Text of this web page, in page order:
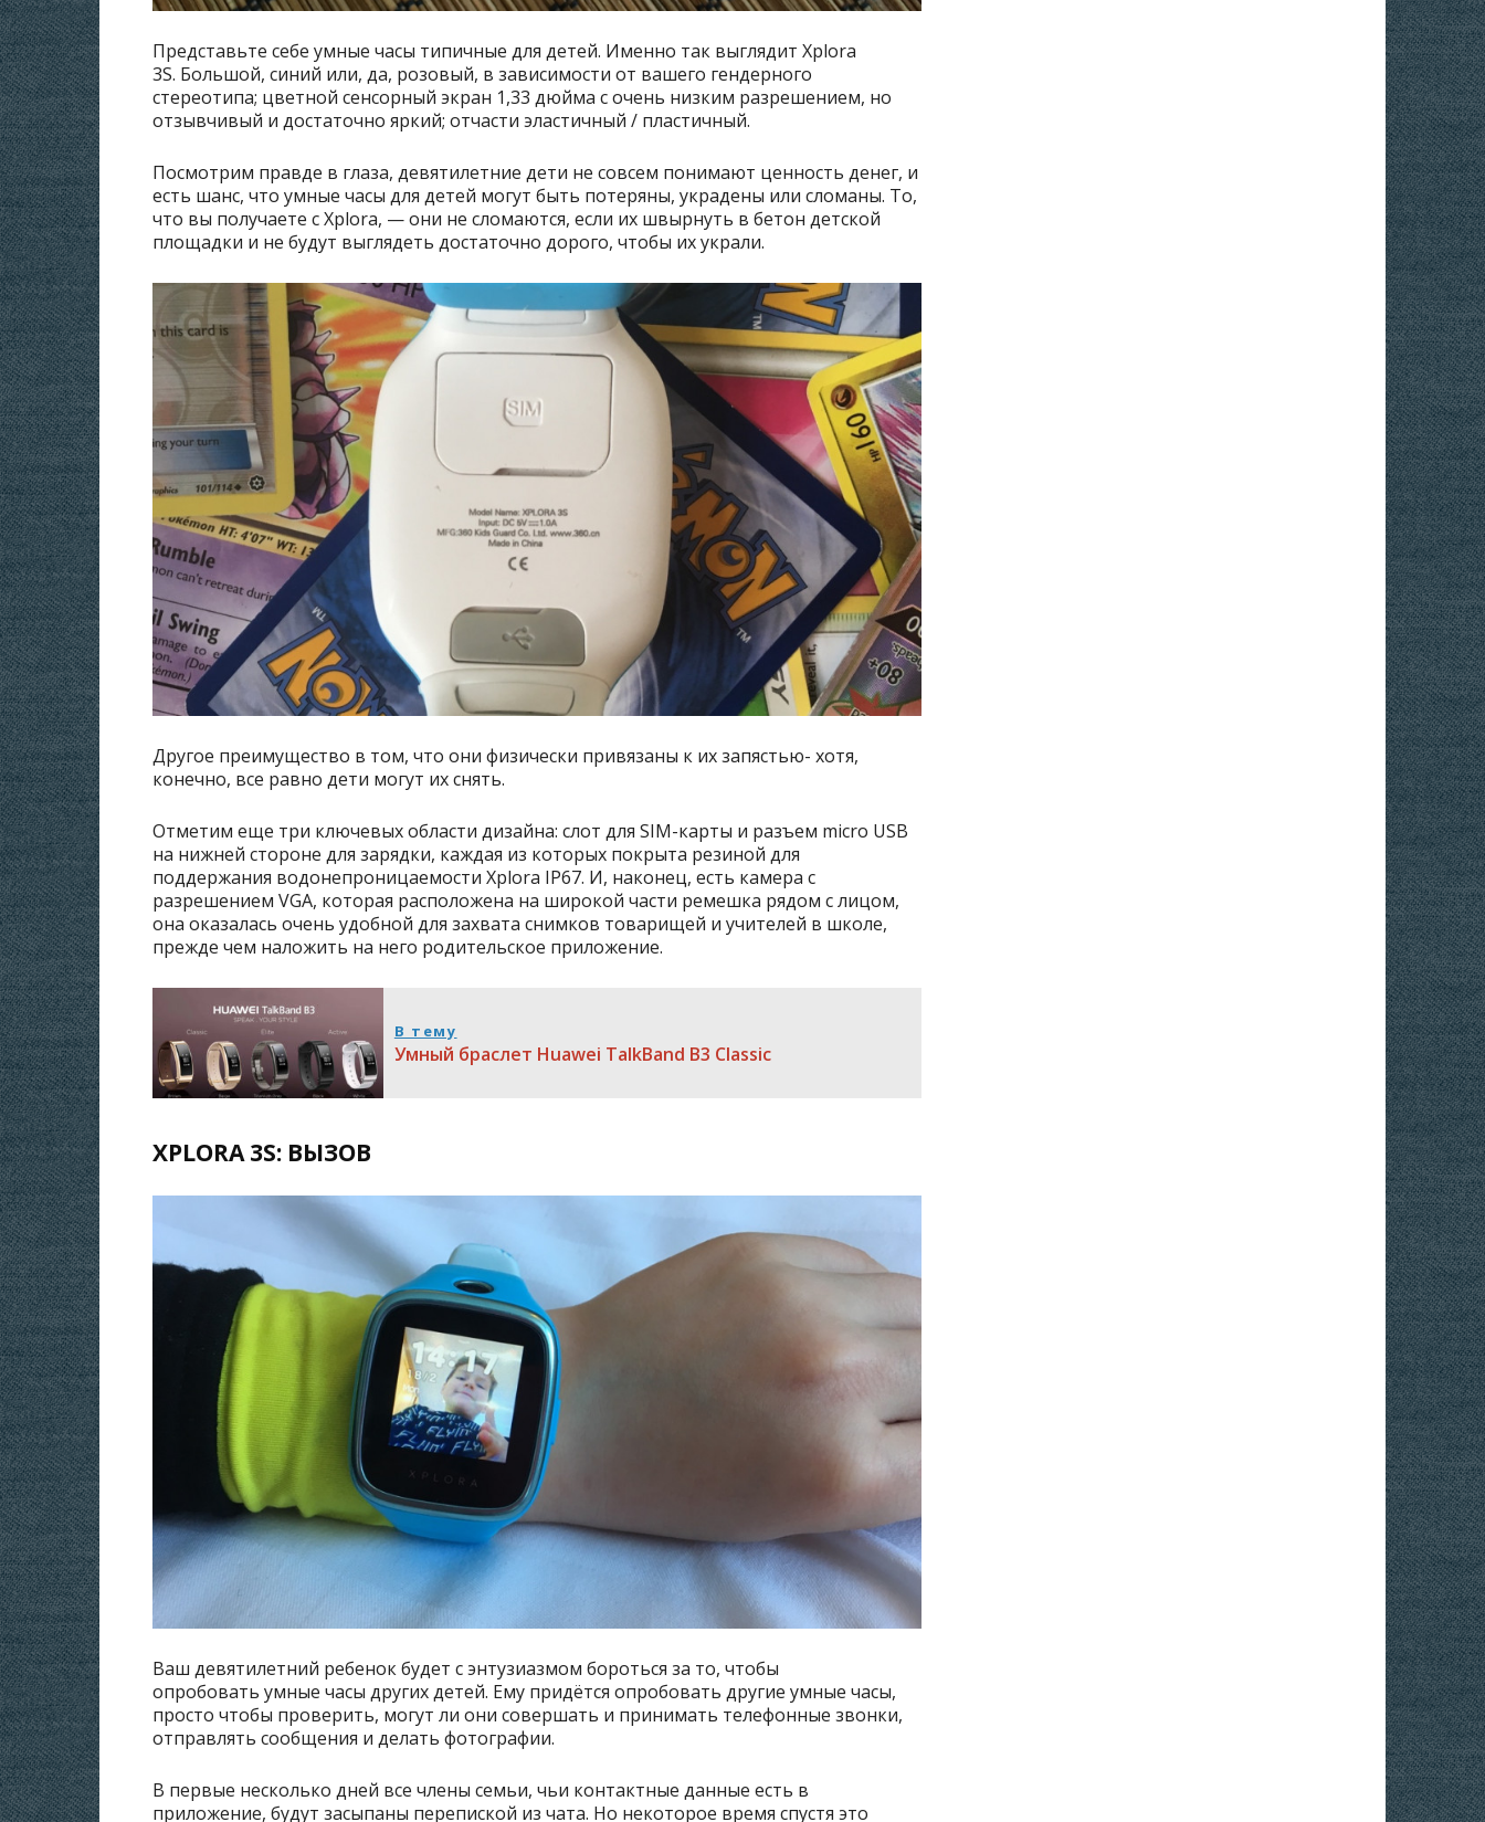
Представьте себе умные часы типичные для детей. Именно так выглядит Xplora
3S. Большой, синий или, да, розовый, в зависимости от вашего гендерного
стереотипа; цветной сенсорный экран 1,33 дюйма с очень низким разрешением, но
отзывчивый и достаточно яркий; отчасти эластичный / пластичный.
Посмотрим правде в глаза, девятилетние дети не совсем понимают ценность денег, и
есть шанс, что умные часы для детей могут быть потеряны, украдены или сломаны. То,
что вы получаете с Xplora, — они не сломаются, если их швырнуть в бетон детской
площадки и не будут выглядеть достаточно дорого, чтобы их украли.
Другое преимущество в том, что они физически привязаны к их запястью- хотя,
конечно, все равно дети могут их снять.
Отметим еще три ключевых области дизайна: слот для SIM-карты и разъем micro USB
на нижней стороне для зарядки, каждая из которых покрыта резиной для
поддержания водонепроницаемости Xplora IP67. И, наконец, есть камера с
разрешением VGA, которая расположена на широкой части ремешка рядом с лицом,
она оказалась очень удобной для захвата снимков товарищей и учителей в школе,
прежде чем наложить на него родительское приложение.
В тему
Умный браслет Huawei TalkBand B3 Classic
XPLORA 3S: ВЫЗОВ
Ваш девятилетний ребенок будет с энтузиазмом бороться за то, чтобы
опробовать умные часы других детей. Ему придётся опробовать другие умные часы,
просто чтобы проверить, могут ли они совершать и принимать телефонные звонки,
отправлять сообщения и делать фотографии.
В первые несколько дней все члены семьи, чьи контактные данные есть в
приложение, будут засыпаны перепиской из чата. Но некоторое время спустя это